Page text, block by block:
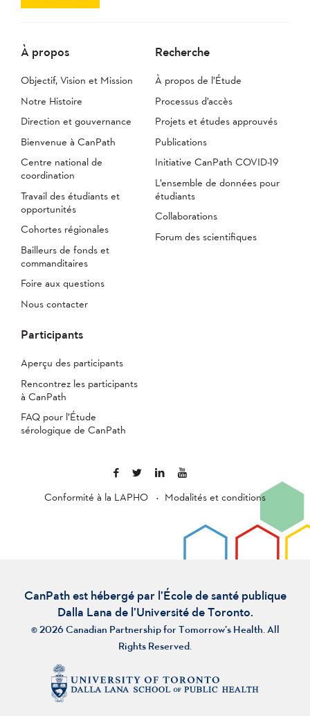
À propos
Objectif, Vision et Mission
Notre Histoire
Direction et gouvernance
Bienvenue à CanPath
Centre national de
coordination
Travail des étudiants et
opportunités
Cohortes régionales
Bailleurs de fonds et
commanditaires
Foire aux questions
Nous contacter
Recherche
À propos de l’Étude
Processus d’accès
Projets et études approuvés
Publications
Initiative CanPath COVID-19
L’ensemble de données pour
étudiants
Collaborations
Forum des scientifiques
Participants
Aperçu des participants
Rencontrez les participants
à CanPath
FAQ pour l’Étude
sérologique de CanPath
Conformité à la LAPHO Modalités et conditions
CanPath est hébergé par l’École de santé publique
Dalla Lana de l’Université de Toronto.
© 2026 Canadian Partnership for Tomorrow’s Health. All
Rights Reserved.